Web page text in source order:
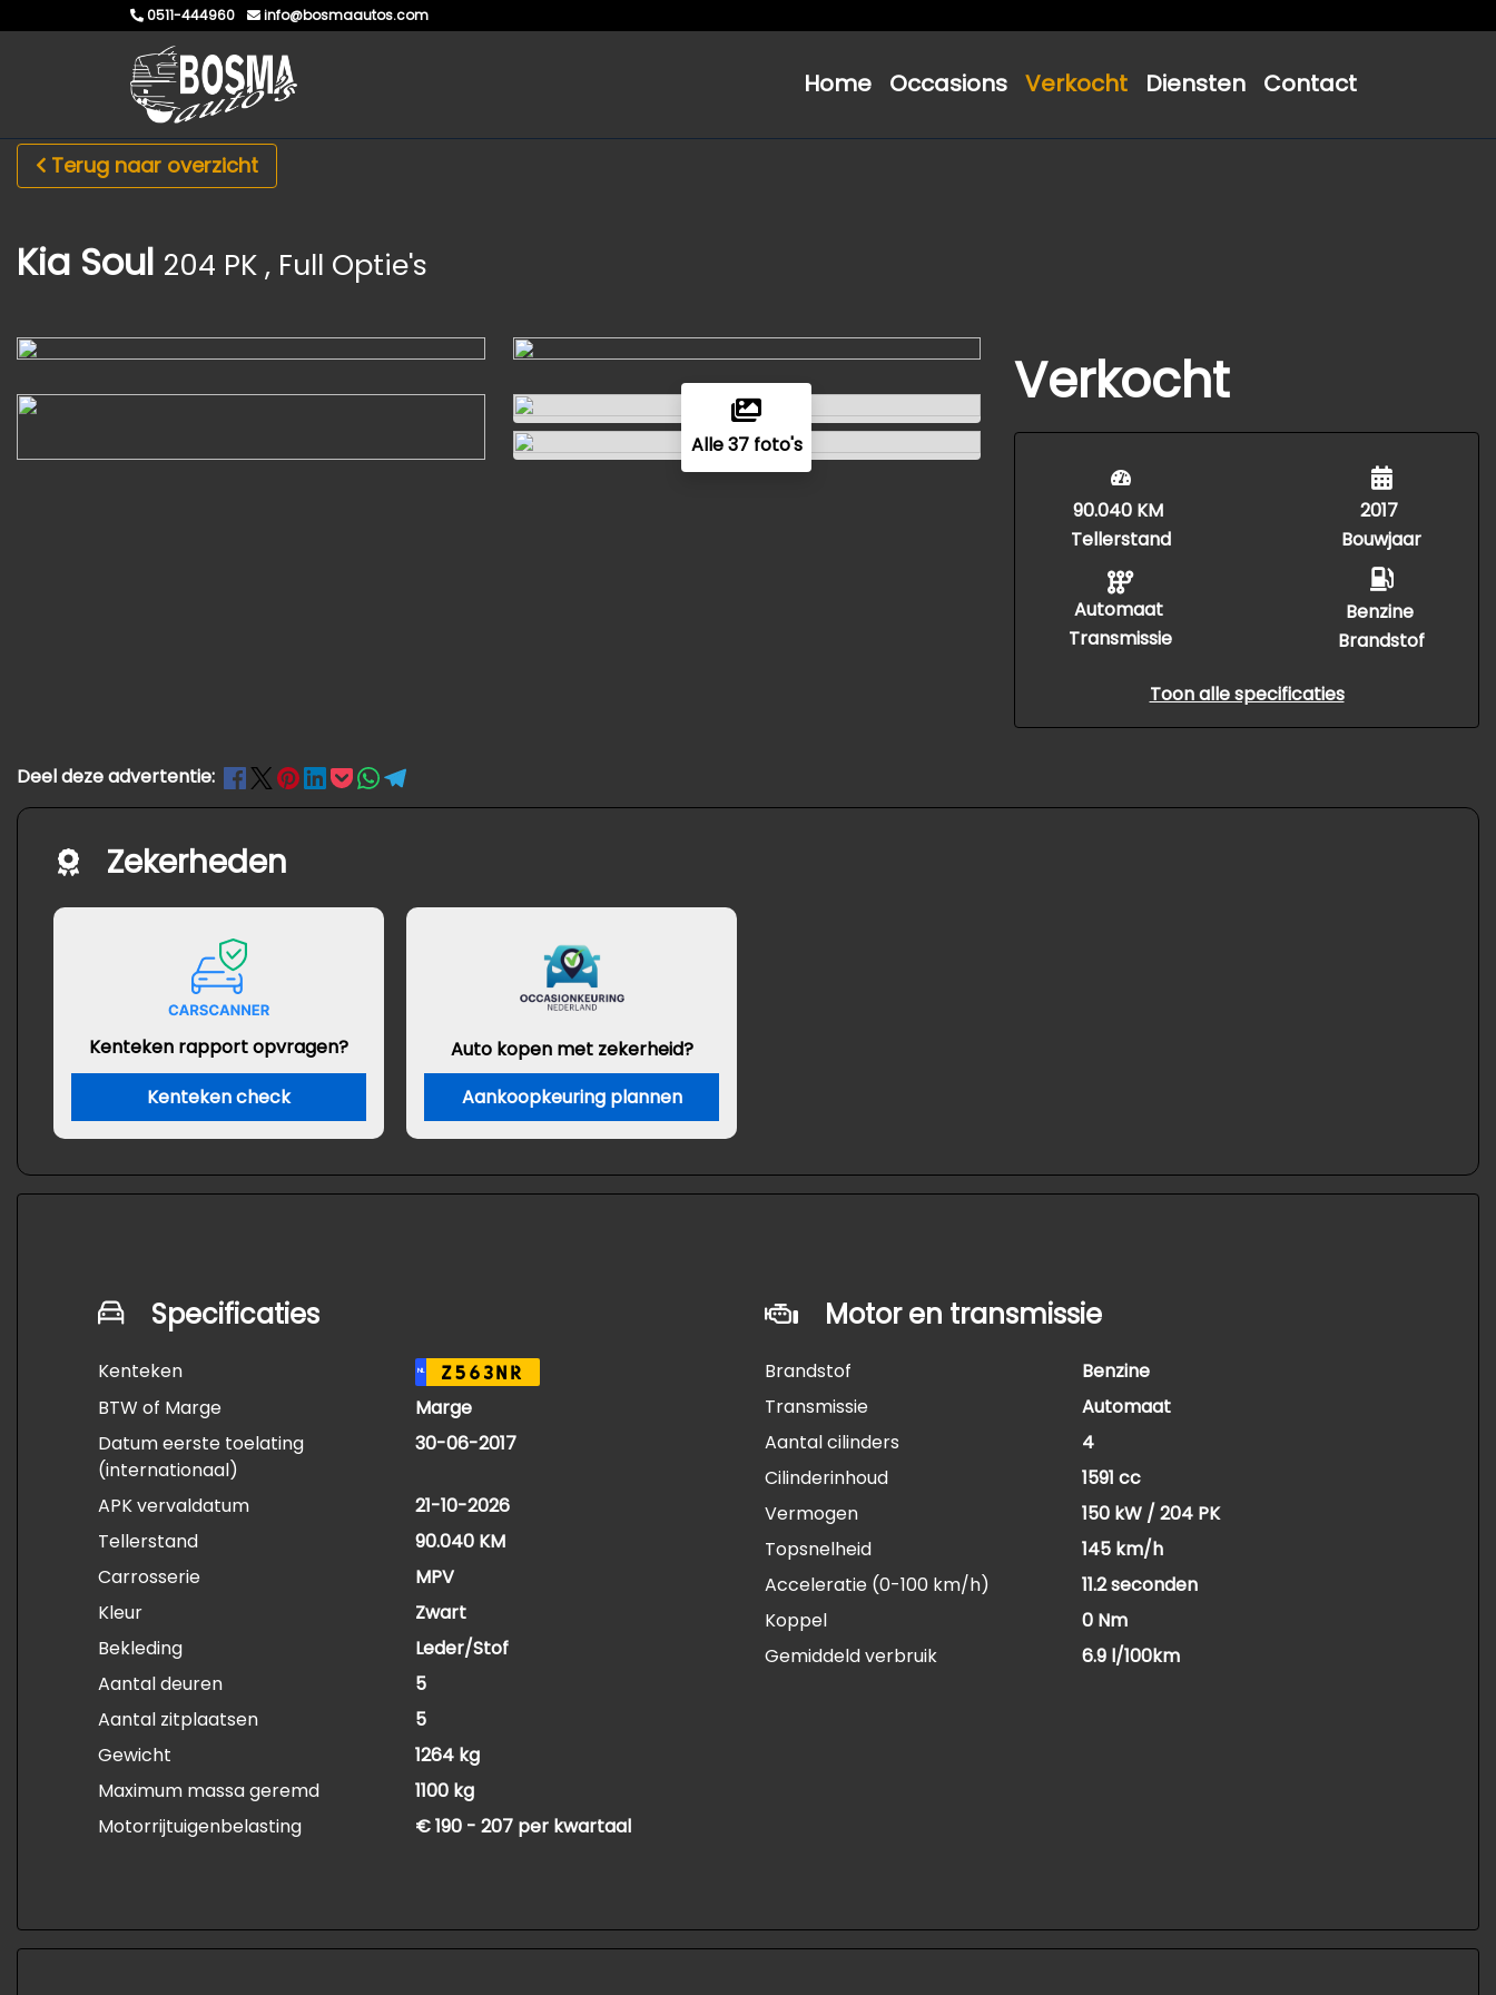
0511-444960 info@bosmaautos.com
Home Occasions Verkocht Diensten Contact
Terug naar overzicht
Kia Soul 204 PK , Full Optie's
Alle 37 foto's
Verkocht
90.040 KM
Tellerstand
Automaat
Transmissie
2017
Bouwjaar
Benzine
Brandstof
Toon alle specificaties
Deel deze advertentie:
Zekerheden
Kenteken rapport opvragen?
Kenteken check
Auto kopen met zekerheid?
Aankoopkeuring plannen
Specificaties
Kenteken NL Z563NR
BTW of Marge
Marge
Datum eerste toelating
(internationaal)
30-06-2017
APK vervaldatum
21-10-2026
Tellerstand
90.040 KM
Carrosserie
MPV
Kleur
Zwart
Bekleding
Leder/Stof
Aantal deuren
5
Aantal zitplaatsen
5
Gewicht
1264 kg
Maximum massa geremd
1100 kg
Motorrijtuigenbelasting
€ 190 - 207 per kwartaal
Motor en transmissie
Brandstof
Benzine
Transmissie
Automaat
Aantal cilinders
4
Cilinderinhoud
1591 cc
Vermogen
150 kW / 204 PK
Topsnelheid
145 km/h
Acceleratie (0-100 km/h)
11.2 seconden
Koppel
0 Nm
Gemiddeld verbruik
6.9 l/100km